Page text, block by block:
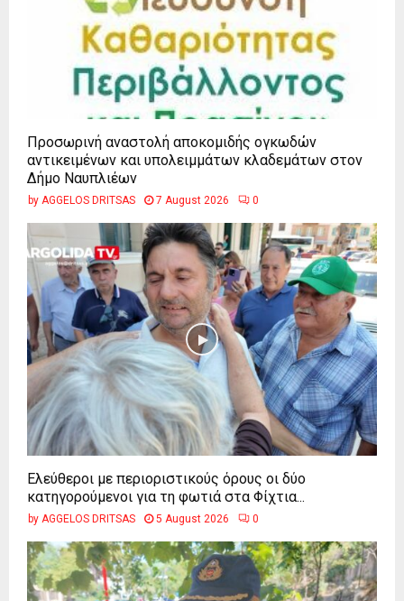
Προσωρινή αναστολή αποκομιδής ογκωδών
αντικειμένων και υπολειμμάτων κλαδεμάτων στον
Δήμο Ναυπλιέων
by AGGELOS DRITSAS 7 August 2026 0
Ελεύθεροι με περιοριστικούς όρους οι δύο
κατηγορούμενοι για τη φωτιά στα Φίχτια...
by AGGELOS DRITSAS 5 August 2026 0